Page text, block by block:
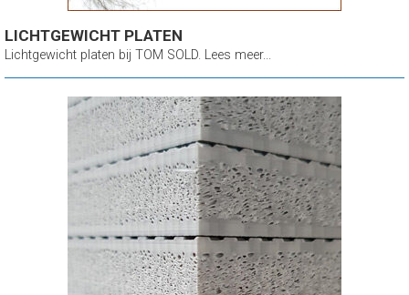
LICHTGEWICHT PLATEN
Lichtgewicht platen bij TOM SOLD. Lees meer...